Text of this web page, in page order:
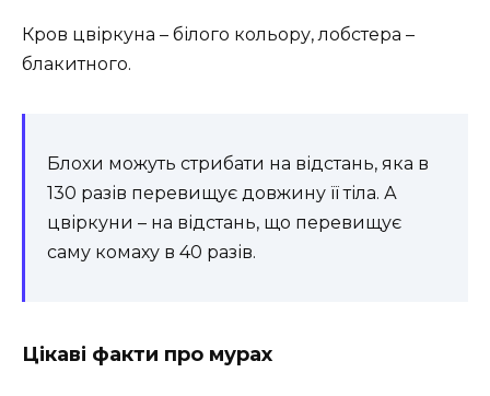
Кров цвіркуна – білого кольору, лобстера –
блакитного.
Блохи можуть стрибати на відстань, яка в
130 разів перевищує довжину її тіла. А
цвіркуни – на відстань, що перевищує
саму комаху в 40 разів.
Цікаві факти про мурах